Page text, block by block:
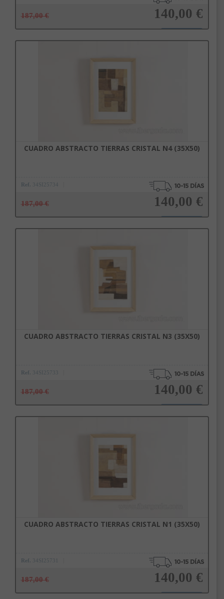
187,00 € 140,00 €
CUADRO ABSTRACTO TIERRAS CRISTAL N4 (35X50)
Ref. 34SI25734
187,00 € 140,00 €
CUADRO ABSTRACTO TIERRAS CRISTAL N3 (35X50)
Ref. 34SI25733
187,00 € 140,00 €
CUADRO ABSTRACTO TIERRAS CRISTAL N1 (35X50)
Ref. 34SI25731
187,00 € 140,00 €